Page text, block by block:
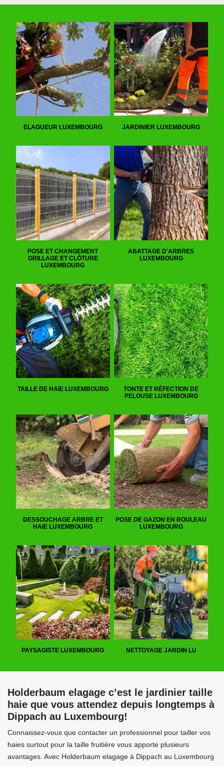
ELAGUEUR LUXEMBOURG JARDINIER LUXEMBOURG
POSE ET CHANGEMENT
GRILLAGE ET CLÔTURE
LUXEMBOURG
ABATTAGE D'ARBRES
LUXEMBOURG
TAILLE DE HAIE LUXEMBOURG
TONTE ET RÉFECTION DE
PELOUSE LUXEMBOURG
DESSOUCHAGE ARBRE ET
HAIE LUXEMBOURG
POSE DE GAZON EN ROULEAU
LUXEMBOURG
PAYSAGISTE LUXEMBOURG NETTOYAGE JARDIN LU
Holderbaum elagage c’est le jardinier taille
haie que vous attendez depuis longtemps à
Dippach au Luxembourg!
Connaissez-vous que contacter un professionnel pour tailler vos
haies surtout pour la taille fruitière vous apporte plusieurs
avantages. Avec Holderbaum elagage à Dippach au Luxembourg